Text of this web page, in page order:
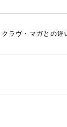
クラヴ・マガとの違